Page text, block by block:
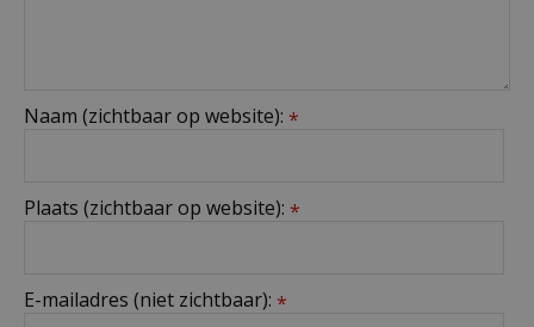
Naam (zichtbaar op website): *
Plaats (zichtbaar op website): *
E-mailadres (niet zichtbaar): *